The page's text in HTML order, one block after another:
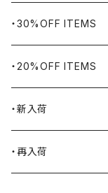
Bills KHAKIS
BLUCO
Blundstone
BLACK JACK
ピンズ・ブローチ
腕時計
ナバホラグ・ビンテー
ブランケット
食品
ライター
・30%OFF ITEMS
・20%OFF ITEMS
・新入荷
2026.7.31
・再入荷